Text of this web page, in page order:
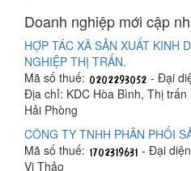
Doanh nghiệp mới cập
HỢP TÁC XÃ SẢN XUẤT KINH
NGHIỆP THỊ TRẤN.
Mã số thuế:
- Đại
Địa chỉ: KDC Hòa Bình, Thị
Hải Phòng
CÔNG TY TNHH PHÂN PHỐI
Mã số thuế:
- Đại
Vi Thảo